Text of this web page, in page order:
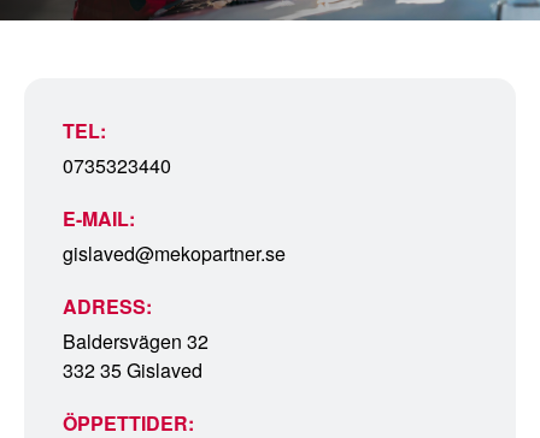
TEL:
0735323440
E-MAIL:
gislaved@mekopartner.se
ADRESS:
Baldersvägen 32
332 35 Gislaved
ÖPPETTIDER: